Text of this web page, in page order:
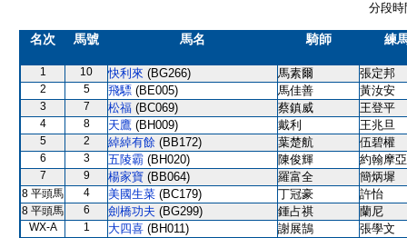
分段
名次 馬號 馬名 騎師 練
1 10 快利來 (BG266) 馬素爾 張定邦
2 5 飛驃 (BE005) 馬佳善 黃汝安
3 7 松福 (BC069) 蔡鎮威 王登平
4 8 天鷹 (BH009) 戴利 王兆旦
5 2 綽綽有餘 (BB172) 葉楚航 伍碧權
6 3 五陵霸 (BH020) 陳俊輝 約翰摩亞
7 9 楊家寶 (BB064) 羅富全 簡炳墀
8 平頭馬 4 美國生菜 (BC179) 丁冠豪 許怡
8 平頭馬 6 劍橋功夫 (BG299) 鍾占祺 蘭尼
WX-A 1 大四喜 (BH011) 謝展鵠
張學文